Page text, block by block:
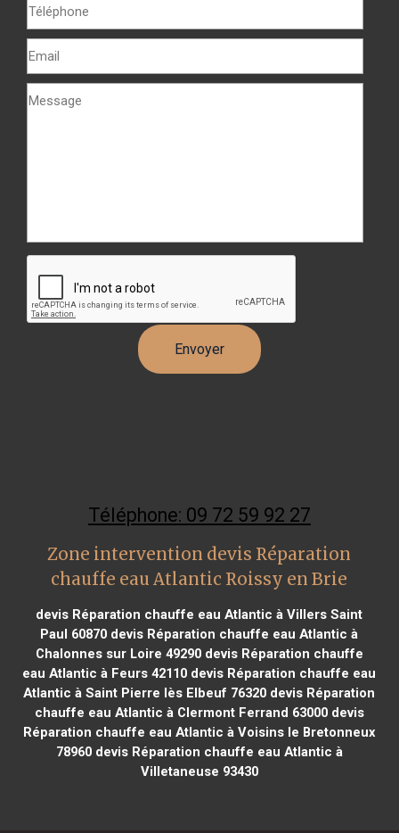
Téléphone: 09 72 59 92 27
Zone intervention devis Réparation
chauffe eau Atlantic Roissy en Brie
devis Réparation chauffe eau Atlantic à Villers Saint
Paul 60870 devis Réparation chauffe eau Atlantic à
Chalonnes sur Loire 49290devis Réparation chauffe
eau Atlantic à Feurs 42110 devis Réparation chauffe eau
Atlantic à Saint Pierre lès Elbeuf 76320 devis Réparation
chauffe eau Atlantic à Clermont Ferrand 63000devis
Réparation chauffe eau Atlantic à Voisins le Bretonneux
78960devis Réparation chauffe eau Atlantic à
Villetaneuse 93430